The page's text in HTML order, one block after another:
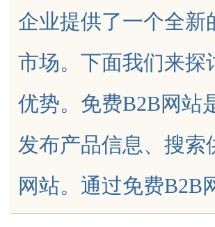
uz
企业提供了一个全新
市场。下面我们来探
优势。免费B2B网站
发布产品信息、搜索
网站。通过免费B2B